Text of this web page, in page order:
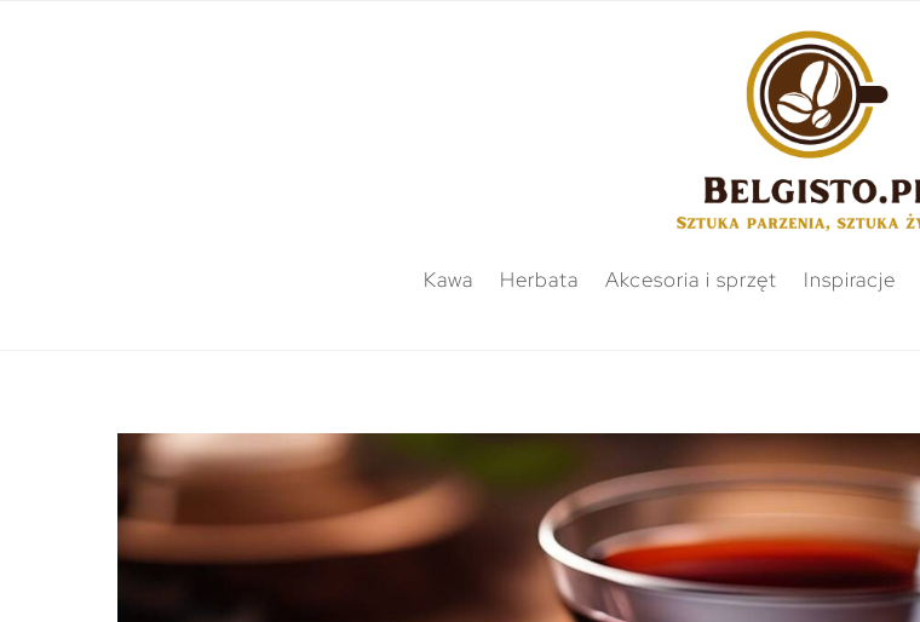
Kawa Herbata Akcesoria i sprzęt Inspiracje